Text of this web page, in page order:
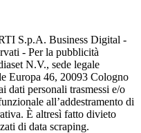
S.p.A. Business Digital -
- Per la pubblicità
N.V., sede legale
Europa 46, 20093 Cologno
dati personali trasmessi e/o
all’addestramento di
È altresì fatto divieto
di data scraping.